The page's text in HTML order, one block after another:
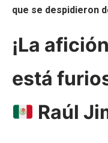
que se despidieron
¡La
está
Raúl